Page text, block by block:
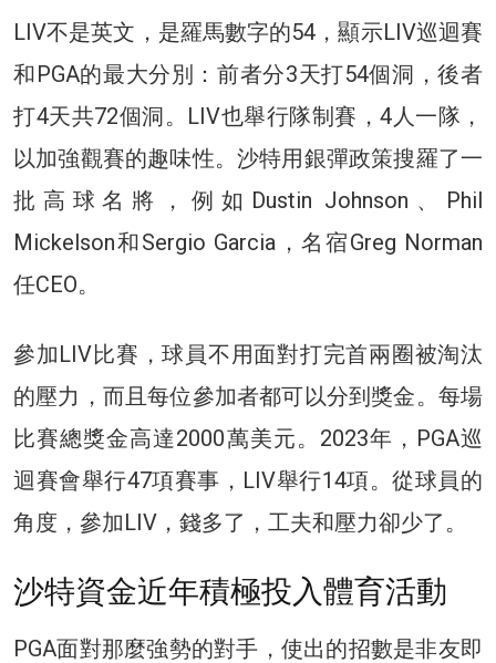
LIV不是英文，是羅馬數字的54，顯示LIV巡迴賽
和PGA的最大分別：前者分3天打54個洞，後者
打4天共72個洞。LIV也舉行隊制賽，4人一隊，
以加強觀賽的趣味性。沙特用銀彈政策搜羅了一
批高球名將，例如Dustin Johnson、Phil
Mickelson和Sergio Garcia，名宿Greg Norman
任CEO。
參加LIV比賽，球員不用面對打完首兩圈被淘汰
的壓力，而且每位參加者都可以分到獎金。每場
比賽總獎金高達2000萬美元。2023年，PGA巡
迴賽會舉行47項賽事，LIV舉行14項。從球員的
角度，參加LIV，錢多了，工夫和壓力卻少了。
沙特資金近年積極投入體育活動
PGA面對那麼強勢的對手，使出的招數是非友即